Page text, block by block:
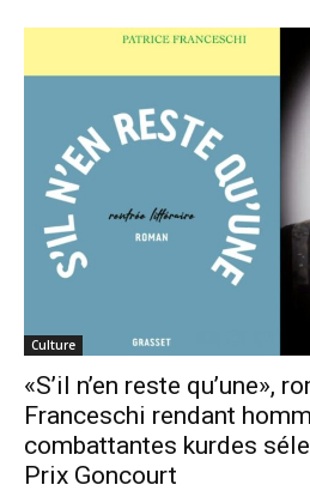
Culture
«S’il n’en reste qu’une»,
Franceschi rendant
combattantes kurdes
Prix Goncourt